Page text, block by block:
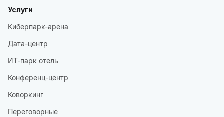
Услуги
Киберпарк-арена
Дата-центр
ИТ-парк отель
Конференц-центр
Коворкинг
Переговорные